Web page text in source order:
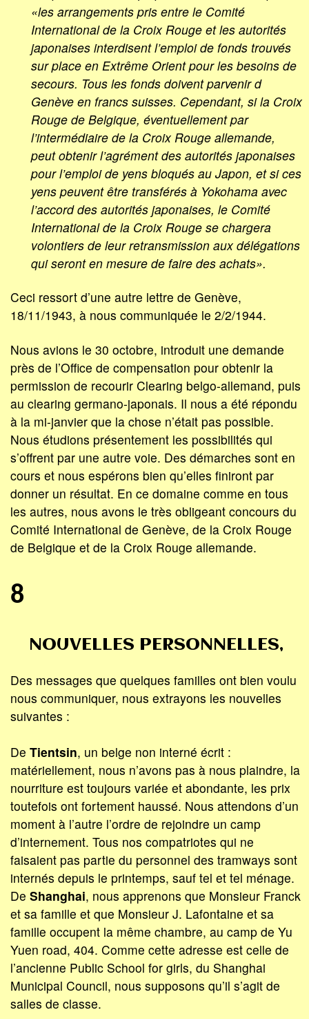
«les arrangements pris entre le Comité
International de la Croix Rouge et les autorités
japonaises interdisent l’emploi de fonds trouvés
sur place en Extrême Orient pour les besoins de
secours. Tous les fonds doivent parvenir d
Genève en francs suisses. Cependant, si la Croix
Rouge de Belgique, éventuellement par
l’intermédiaire de la Croix Rouge allemande,
peut obtenir l’agrément des autorités japonaises
pour l’emploi de yens bloqués au Japon, et si ces
yens peuvent être transférés à Yokohama avec
l’accord des autorités japonaises, le Comité
International de la Croix Rouge se chargera
volontiers de leur retransmission aux délégations
qui seront en mesure de faire des achats».
Ceci ressort d’une autre lettre de Genève,
18/11/1943, à nous communiquée le 2/2/1944.
Nous avions le 30 octobre, introduit une demande
près de l’Office de compensation pour obtenir la
permission de recourir Clearing belgo-allemand, puis
au clearing germano-japonais. Il nous a été répondu
à la mi-janvier que la chose n’était pas possible.
Nous étudions présentement les possibilités qui
s’offrent par une autre voie. Des démarches sont en
cours et nous espérons bien qu’elles finiront par
donner un résultat. En ce domaine comme en tous
les autres, nous avons le très obligeant concours du
Comité International de Genève, de la Croix Rouge
de Belgique et de la Croix Rouge allemande.
8
NOUVELLES PERSONNELLES,
Des messages que quelques familles ont bien voulu
nous communiquer, nous extrayons les nouvelles
suivantes :
De Tientsin, un belge non interné écrit :
matériellement, nous n’avons pas à nous plaindre, la
nourriture est toujours variée et abondante, les prix
toutefois ont fortement haussé. Nous attendons d’un
moment à l’autre l’ordre de rejoindre un camp
d’internement. Tous nos compatriotes qui ne
faisaient pas partie du personnel des tramways sont
internés depuis le printemps, sauf tel et tel ménage.
De Shanghai, nous apprenons que Monsieur Franck
et sa famille et que Monsieur J. Lafontaine et sa
famille occupent la même chambre, au camp de Yu
Yuen road, 404. Comme cette adresse est celle de
l’ancienne Public School for girls, du Shanghai
Municipal Council, nous supposons qu’il s’agit de
salles de classe.